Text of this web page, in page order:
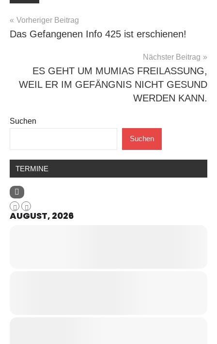
Beitragsnavigation
Vorheriger Beitrag
Das Gefangenen Info 425 ist erschienen!
Nächster Beitrag
ES GEHT UM MUMIAS FREILASSUNG,
WEIL ER IM GEFÄNGNIS NICHT GESUND
WERDEN KANN.
Suchen
Suchen
TERMINE
AUGUST, 2026